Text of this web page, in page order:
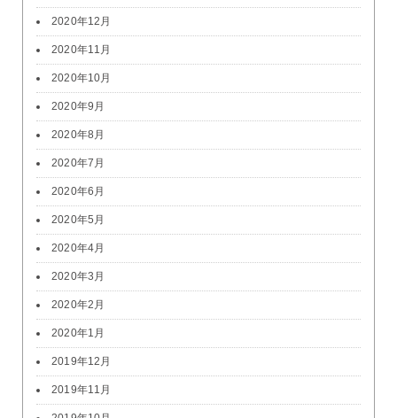
2020年12月
2020年11月
2020年10月
2020年9月
2020年8月
2020年7月
2020年6月
2020年5月
2020年4月
2020年3月
2020年2月
2020年1月
2019年12月
2019年11月